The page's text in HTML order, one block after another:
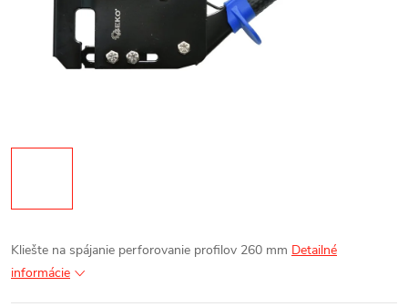
Kliešte na spájanie perforovanie profilov 260 mm Detailné
informácie